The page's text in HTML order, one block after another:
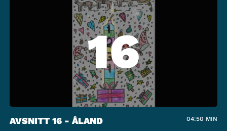
16
AVSNITT 16 - ÅLAND 04:50 MIN